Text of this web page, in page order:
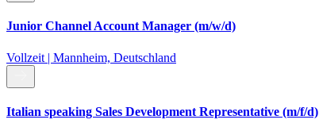
Junior Channel Account Manager (m/w/d)
Vollzeit | Mannheim, Deutschland
Italian speaking Sales Development Representative (m/f/d)